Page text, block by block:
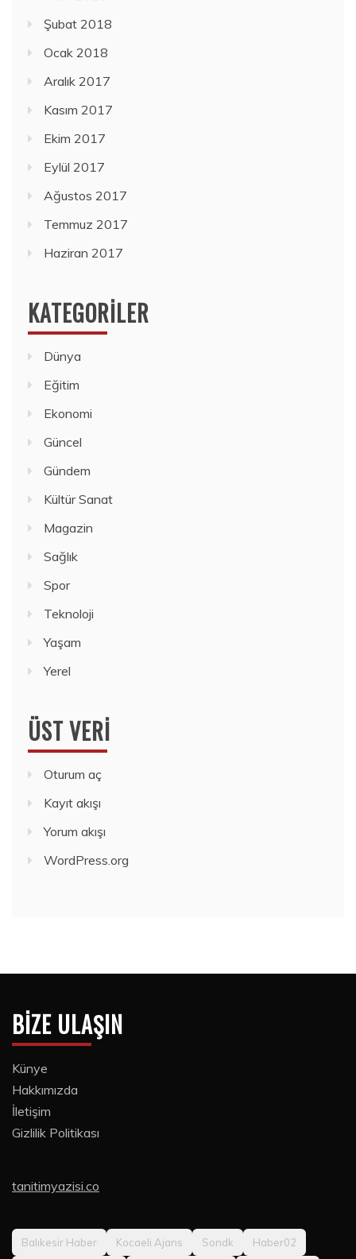
Şubat 2018
Ocak 2018
Aralık 2017
Kasım 2017
Ekim 2017
Eylül 2017
Ağustos 2017
Temmuz 2017
Haziran 2017
KATEGORILER
Dünya
Eğitim
Ekonomi
Güncel
Gündem
Kültür Sanat
Magazin
Sağlık
Spor
Teknoloji
Yaşam
Yerel
ÜST VERI
Oturum aç
Kayıt akışı
Yorum akışı
WordPress.org
BIZE ULAŞIN
Künye
Hakkımızda
İletişim
Gizlilik Politikası
tanitimyazisi.co
Balıkesir Haber Kocaeli Ajans Sondk Haber02